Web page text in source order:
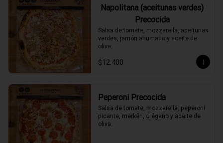
Napolitana (aceitunas verdes)
Precocida
Salsa de tomate, mozzarella, aceitunas
verdes, jamón ahumado y aceite de
oliva.
$12.400
Peperoni Precocida
Salsa de tomate, mozzarella, peperoni
picante, merkén, orégano y aceite de
oliva.